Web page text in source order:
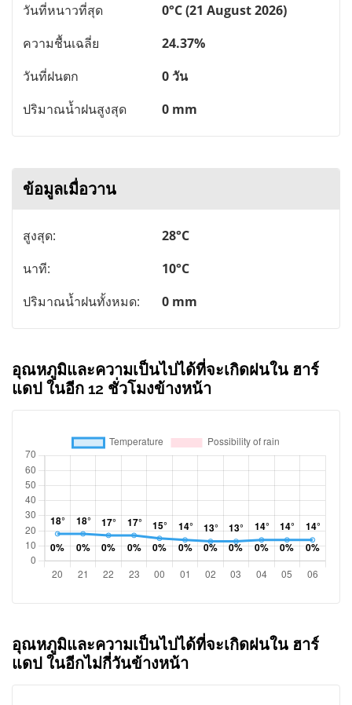
วันที่หนาวที่สุด
0°C (21 August 2026)
ความชื้นเฉลี่ย
24.37%
วันที่ฝนตก
0 วัน
ปริมาณน้ำฝนสูงสุด
0 mm
ข้อมูลเมื่อวาน
สูงสุด:
28°C
นาที:
10°C
ปริมาณน้ำฝนทั้งหมด:
0 mm
อุณหภูมิและความเป็นไปได้ที่จะเกิดฝนใน ฮาร์
แดป ในอีก 12 ชั่วโมงข้างหน้า
อุณหภูมิและความเป็นไปได้ที่จะเกิดฝนใน ฮาร์
แดป ในอีกไม่กี่วันข้างหน้า